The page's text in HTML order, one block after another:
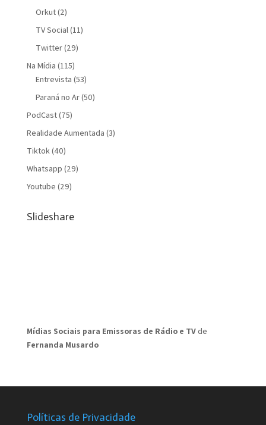
Orkut(2)
TV Social(11)
Twitter(29)
Na Mídia (115)
Entrevista (53)
Paraná no Ar(50)
PodCast(75)
Realidade Aumentada (3)
Tiktok(40)
Whatsapp (29)
Youtube (29)
Slideshare
Mídias Sociais para Emissoras de Rádio e TVde
Fernanda Musardo
Políticas de Privacidade